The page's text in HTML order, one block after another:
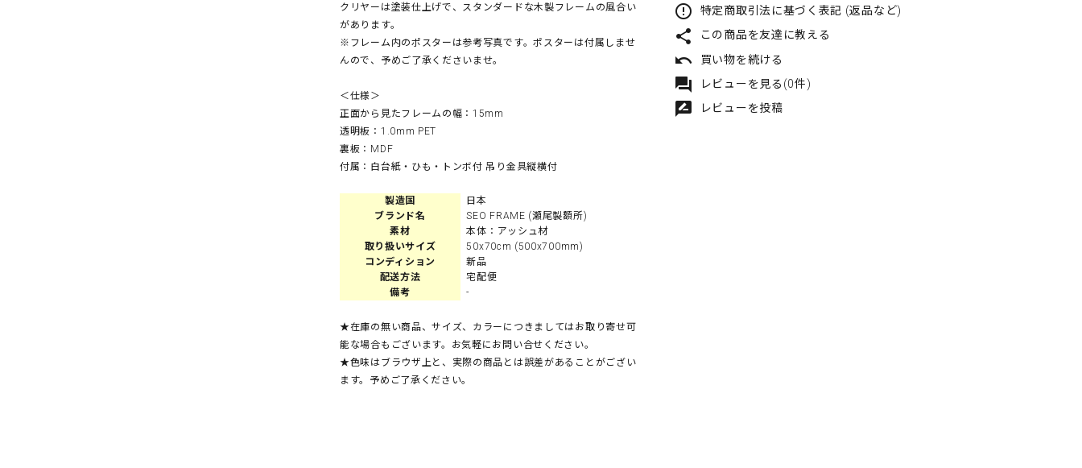
クリヤーは塗装仕上げで、スタンダードな木製フレームの風合い
があります。
※フレーム内のポスターは参考写真です。ポスターは付属しませ
んので、予めご了承くださいませ。
＜仕様＞
正面から見たフレームの幅：15mm
透明板：1.0mm PET
裏板：MDF
付属：白台紙・ひも・トンボ付 吊り金具縦横付
製造国
日本
ブランド名
SEO FRAME (瀬尾製額所)
素材
本体：アッシュ材
取り扱いサイズ
50x70cm (500x700mm)
コンディション
新品
配送方法
宅配便
備考
-
★在庫の無い商品、サイズ、カラーにつきましてはお取り寄せ可
能な場合もございます。お気軽にお問い合せください。
★色味はブラウザ上と、実際の商品とは誤差があることがござい
ます。予めご了承ください。
error_outline 特定商取引法に基づく表記 (返品など)
share この商品を友達に教える
undo 買い物を続ける
forum レビューを見る(0件)
rate_review レビューを投稿